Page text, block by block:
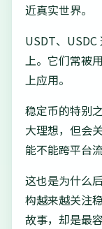
近真实世界。
USDT、
上。它们常被
上应用。
稳定币的特别
大理想，但会
能不能跨平台流
这也是为什么
构越来越关注
故事，却是最